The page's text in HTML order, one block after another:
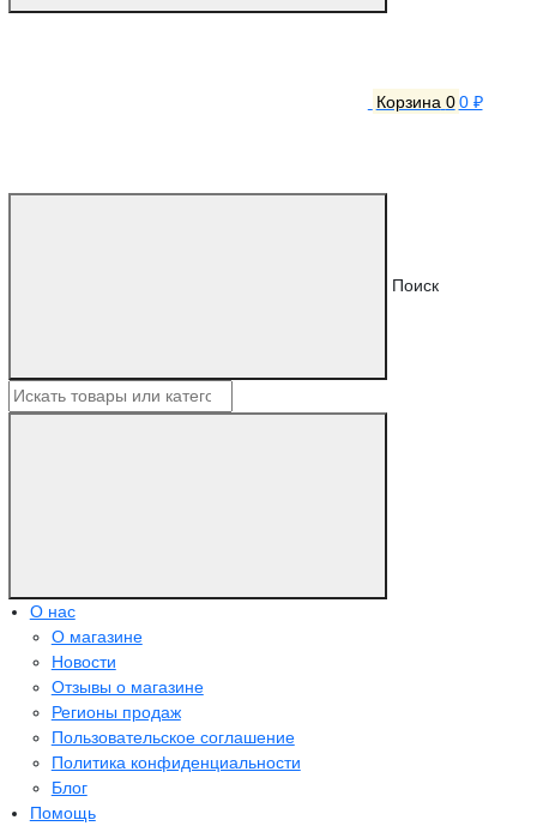
Корзина 0 0 ₽
Поиск
О нас
О магазине
Новости
Отзывы о магазине
Регионы продаж
Пользовательское соглашение
Политика конфиденциальности
Блог
Помощь